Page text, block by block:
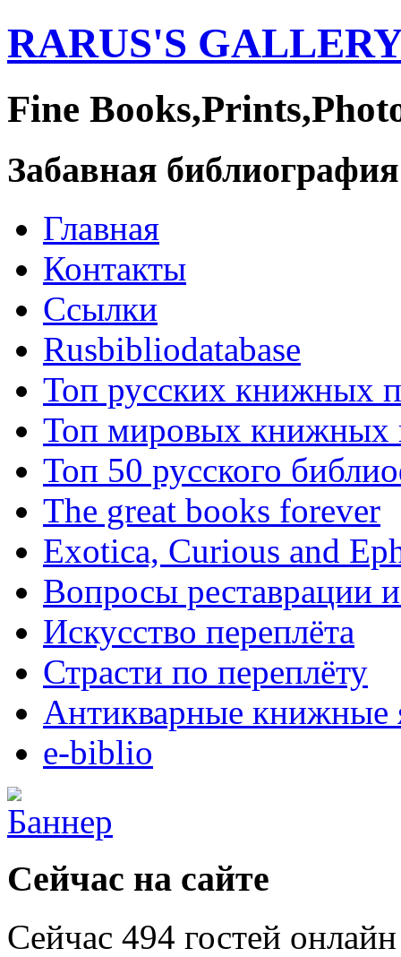
RARUS'S
Fine
Забавная библиография
Главная
Контакты
Ссылки
Rusbibliodatabase
Топ русских книжных
Топ мировых книжных
Топ 50 русского
The great books forever
Exotica, Curious and
Вопросы реставрации
Искусство переплёта
Страсти по переплёту
Антикварные книжные
e-biblio
Сейчас на сайте
Сейчас 494 гостей онлайн